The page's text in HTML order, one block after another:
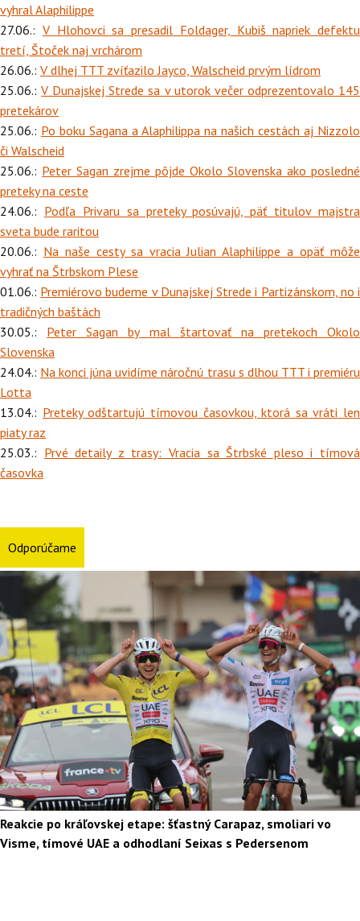
vyhral Alaphilippe
27.06.: V Hlohovci sa presadil Foldager, Kubiš napriek defektu
tretí, Štoček naj vrchárom
26.06.: V dlhej TTT zvíťazilo Jayco, Walscheid prvým lídrom
25.06.:V Dunajskej Strede sa v utorok večer odprezentovalo 145
pretekárov
25.06.: Po boku Sagana a Alaphilippa na našich cestách aj Nizzolo
či Walscheid
25.06.: Peter Sagan zrejme pôjde Okolo Slovenska ako posledné
preteky na ceste
24.06.: Podľa Privaru sa preteky posúvajú, päť titulov majstra
sveta bude raritou
20.06.: Na naše cesty sa vracia Julian Alaphilippe a opäť môže
vyhrať na Štrbskom Plese
01.06.: Premiérovo budeme v Dunajskej Strede i Partizánskom, no i
tradičných baštách
30.05.: Peter Sagan by mal štartovať na pretekoch Okolo
Slovenska
24.04.: Na konci júna uvidíme náročnú trasu s dlhou TTT i premiéru
Lotta
13.04.: Preteky odštartujú tímovou časovkou, ktorá sa vráti len
piaty raz
25.03.: Prvé detaily z trasy: Vracia sa Štrbské pleso i tímová
časovka
Odporúčame
Reakcie po kráľovskej etape: šťastný Carapaz, smoliari vo
Visme, tímové UAE a odhodlaní Seixas s Pedersenom